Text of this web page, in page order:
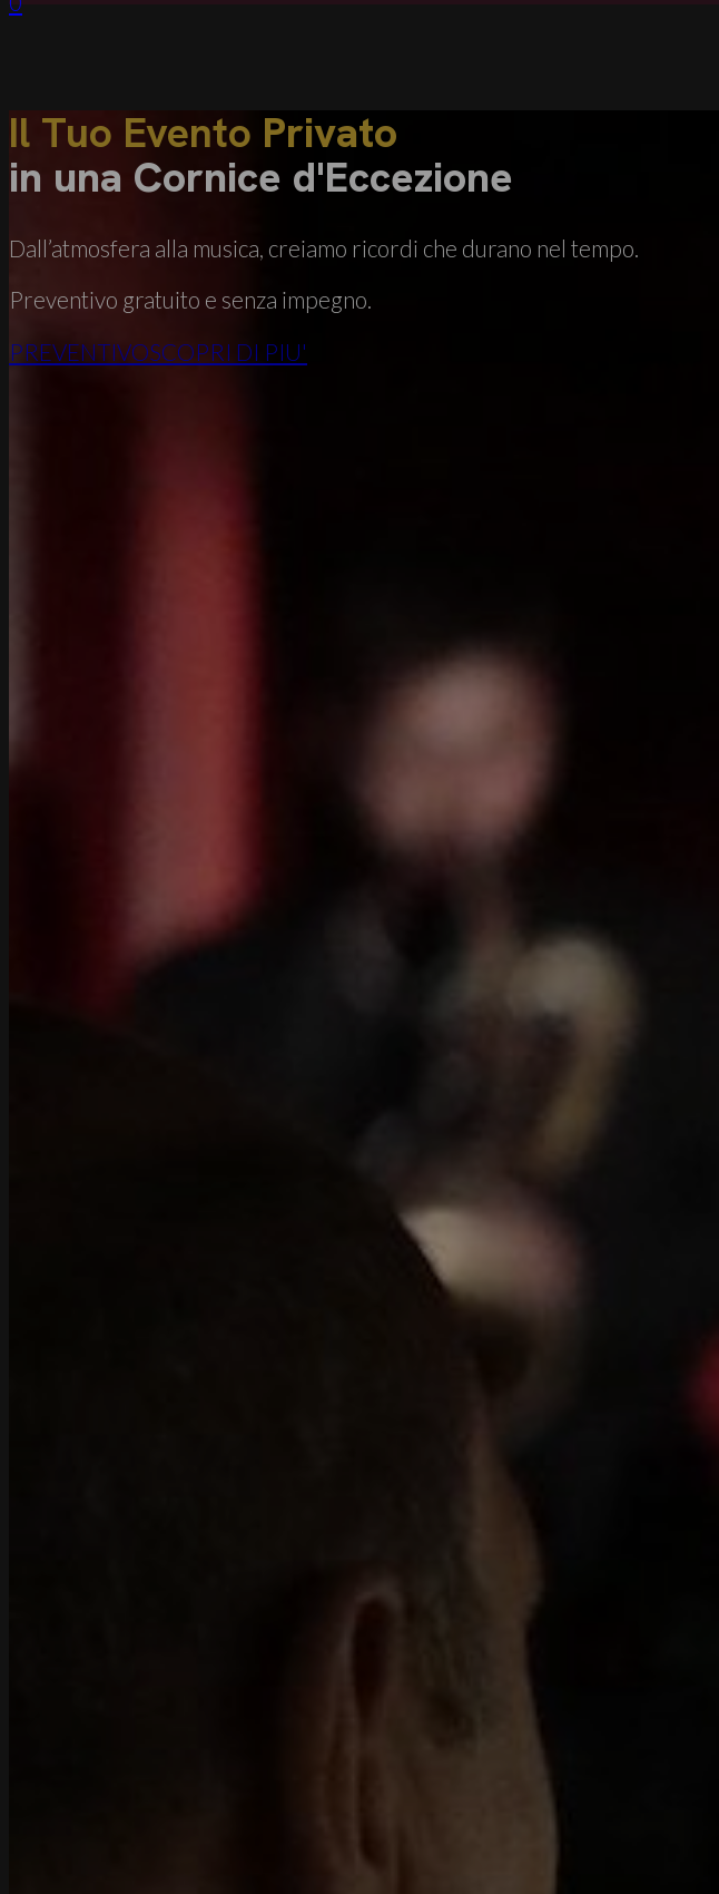
Il Tuo Evento Privato
in una Cornice d'Eccezione
Dall’atmosfera alla musica, creiamo ricordi che durano nel tempo.
Preventivo gratuito e senza impegno.
PREVENTIVOSCOPRI DI PIU'